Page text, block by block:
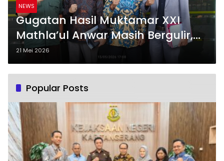
NEWS
Gugatan Hasil Muktamar XXI
Mathla’ul Anwar Masih Bergulir,
Sidang Lanjutan Dijadwalkan Juni
2026
21 Mei 2026
Popular Posts